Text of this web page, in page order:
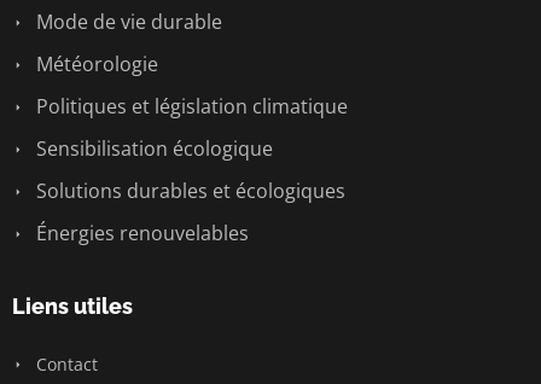
Mode de vie durable
Météorologie
Politiques et législation climatique
Sensibilisation écologique
Solutions durables et écologiques
Énergies renouvelables
Liens utiles
Contact